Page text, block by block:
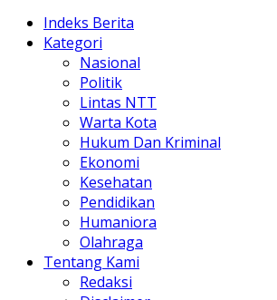
Indeks Berita
Kategori
Nasional
Politik
Lintas NTT
Warta Kota
Hukum Dan Kriminal
Ekonomi
Kesehatan
Pendidikan
Humaniora
Olahraga
Tentang Kami
Redaksi